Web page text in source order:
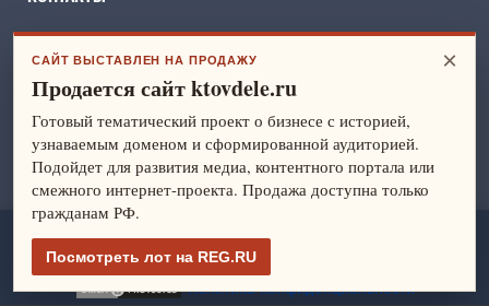
РЕКЛАМА
БИЗНЕС ИДЕИ
СПРАВОЧНИК
ФРАНШИЗЫ
ktovdele.ru— идеи и ведение бизнеса. Все права защищены.
© 2014-2026
Политика конфиденциальности
×
САЙТ ВЫСТАВЛЕН НА ПРОДАЖУ
Продается сайт ktovdele.ru
Готовый тематический проект о бизнесе с историей,
узнаваемым доменом и сформированной аудиторией.
Подойдет для развития медиа, контентного портала или
смежного интернет-проекта. Продажа доступна только
гражданам РФ.
Посмотреть лот на REG.RU